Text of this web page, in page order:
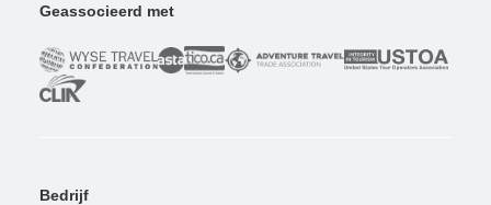
Geassocieerd met
Bedrijf